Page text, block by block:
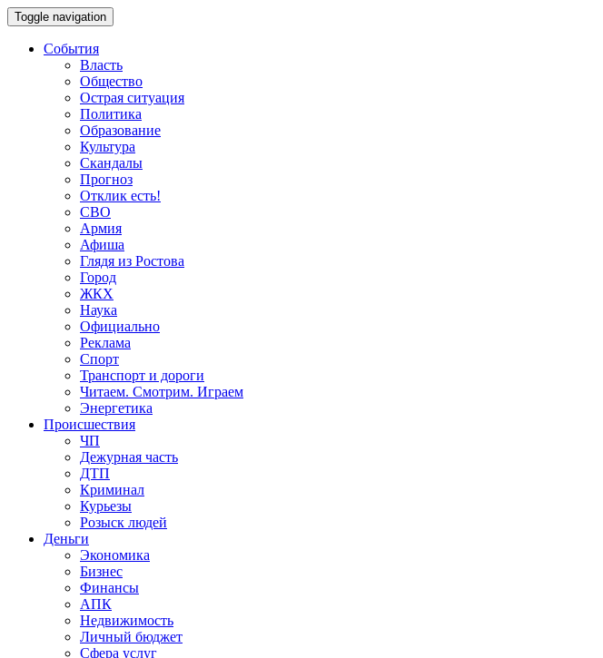
Toggle navigation
События
Власть
Общество
Острая ситуация
Политика
Образование
Культура
Скандалы
Прогноз
Отклик есть!
СВО
Армия
Афиша
Глядя из Ростова
Город
ЖКХ
Наука
Официально
Реклама
Спорт
Транспорт и дороги
Читаем. Смотрим. Играем
Энергетика
Происшествия
ЧП
Дежурная часть
ДТП
Криминал
Курьезы
Розыск людей
Деньги
Экономика
Бизнес
Финансы
АПК
Недвижимость
Личный бюджет
Сфера услуг